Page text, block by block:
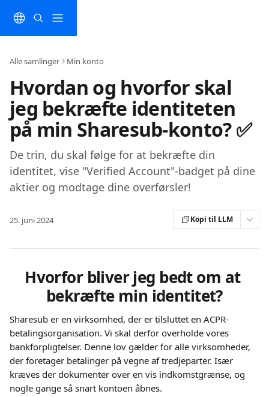
Alle samlinger Min konto
Hvordan og hvorfor skal
jeg bekræfte identiteten
på min Sharesub-konto? ✅
De trin, du skal følge for at bekræfte din
identitet, vise "Verified Account"-badget på dine
aktier og modtage dine overførsler!
25. juni 2024 Kopi til LLM
Hvorfor bliver jeg bedt om at
bekræfte min identitet?
Sharesub er en virksomhed, der er tilsluttet en ACPR-
betalingsorganisation. Vi skal derfor overholde vores
bankforpligtelser. Denne lov gælder for alle virksomheder,
der foretager betalinger på vegne af tredjeparter. Især
kræves der dokumenter over en vis indkomstgrænse, og
nogle gange så snart kontoen åbnes.